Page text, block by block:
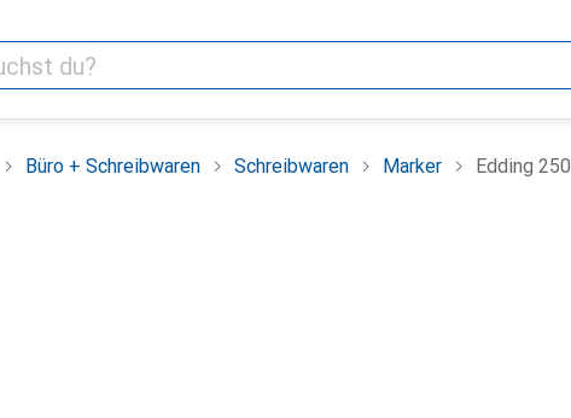
Büro + Schreibwaren Schreibwaren Marker Edding 250